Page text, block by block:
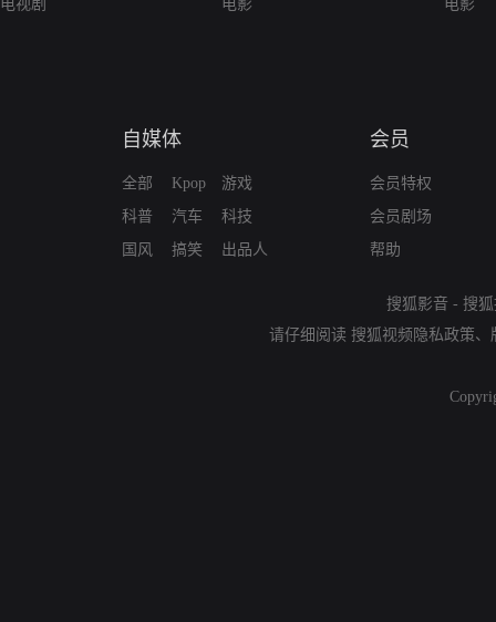
电视剧
电影
电影
自媒体
全部
科普
国风
Kpop
汽车
搞笑
游戏
科技
出品人
会员
会员特权
会员剧场
帮助
搜狐影音 - 搜
请仔细阅读 搜狐视频隐私政策、